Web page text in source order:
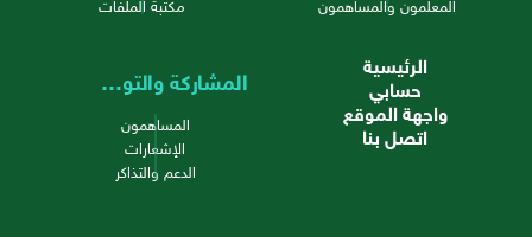
الرئيسية
حسابي
واجهة الموقع
اتصل بنا
المشاركة والتواصل
المساهمون
الإشعارات
الدعم والتذاكر